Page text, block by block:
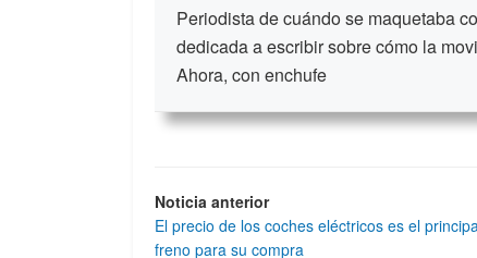
Periodista de cuándo se maquetaba
dedicada a escribir sobre cómo la
Ahora, con enchufe
Noticia anterior
El precio de los coches eléctricos es el
freno para su compra